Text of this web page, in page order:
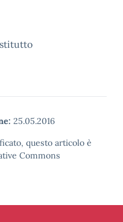
25.05.2016
questo articolo è
Commons